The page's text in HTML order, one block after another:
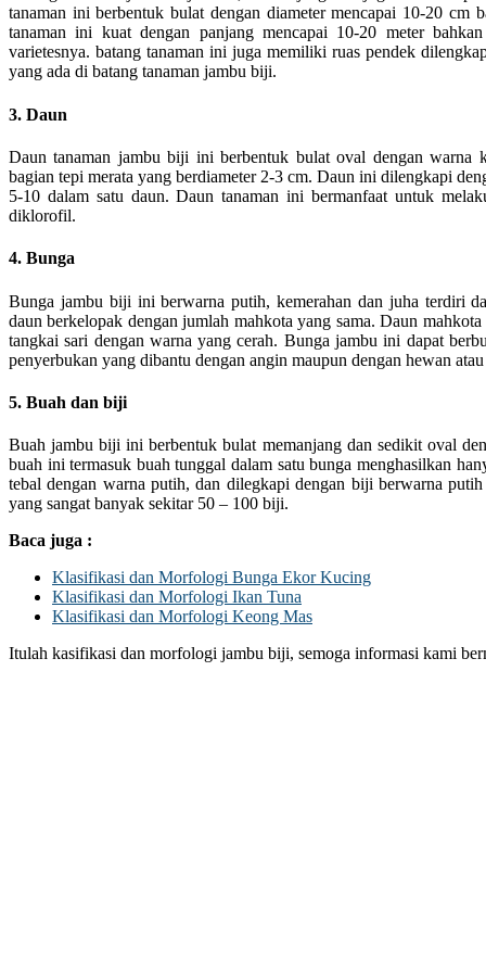
tanaman ini berbentuk bulat dengan diameter mencapai 10-20 cm
tanaman ini kuat dengan panjang mencapai 10-20 meter
varietesnya. batang tanaman ini juga memiliki ruas pendek
yang ada di batang tanaman jambu biji.
3. Daun
Daun tanaman jambu biji ini berbentuk bulat oval dengan warna
bagian tepi merata yang berdiameter 2-3 cm. Daun ini dilengkapi
5-10 dalam satu daun. Daun tanaman ini bermanfaat untuk
diklorofil.
4. Bunga
Bunga jambu biji ini berwarna putih, kemerahan dan juha terdiri
daun berkelopak dengan jumlah mahkota yang sama. Daun
tangkai sari dengan warna yang cerah. Bunga jambu ini dapat
penyerbukan yang dibantu dengan angin maupun dengan hewan atau
5. Buah dan biji
Buah jambu biji ini berbentuk bulat memanjang dan sedikit oval
buah ini termasuk buah tunggal dalam satu bunga menghasilkan
tebal dengan warna putih, dan dilegkapi dengan biji berwarna
yang sangat banyak sekitar 50 – 100 biji.
Baca juga :
Klasifikasi dan Morfologi Bunga Ekor Kucing
Klasifikasi dan Morfologi Ikan Tuna
Klasifikasi dan Morfologi Keong Mas
Itulah kasifikasi dan morfologi jambu biji, semoga informasi kami